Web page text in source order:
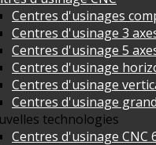
Centres d'usinages
Centres d'usinage 3
Centres d'usinage 5
Centres d'usinage
Centres d'usinage
Centres d'usinage
technologies
Centres d'usinage CNC